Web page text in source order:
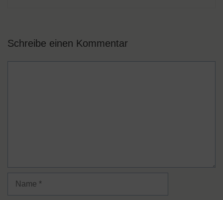
Schreibe einen Kommentar
Name